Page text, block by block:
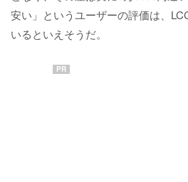
安い」というユーザーの評価は、
いるといえそうだ。
PR